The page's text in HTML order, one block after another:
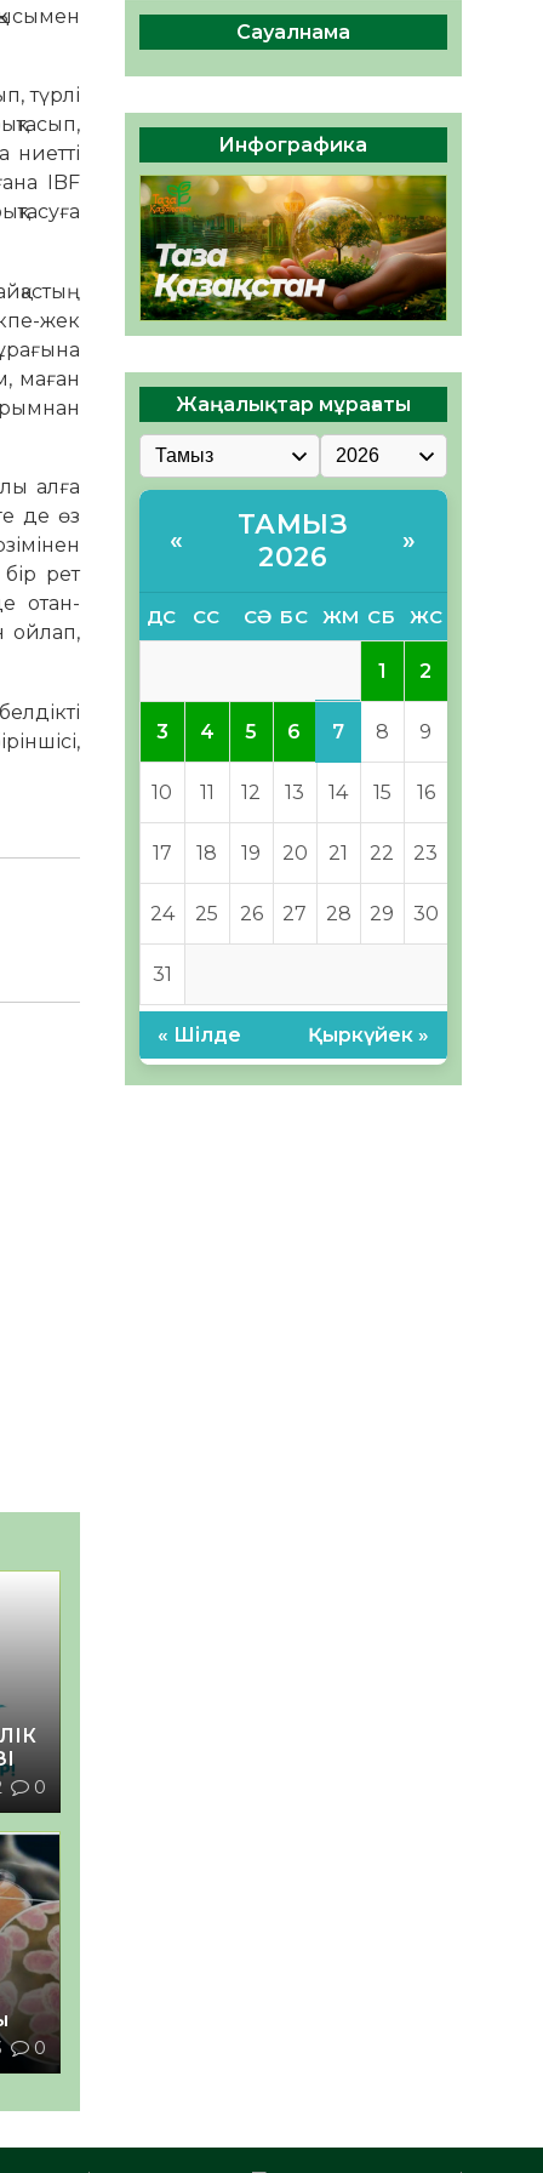
түрлі
ниетті
IBF
жек
маған
алға
де өз
рет
отан­
ойлап,
0
0
таныстырылымы өтті
Қазақстандықтардың 72,3%-
ы жаңа Құрылтай үшін дауыс
беруге дайын
05.08.2026
36 0
Сауалнама
Инфографика
Жаңалықтар мұрағаты
«
ТАМЫЗ
2026
»
ДС СС СӘ БС ЖМ СБ ЖС
1 2
3 4 5 6 7 8 9
10 11 12 13 14 15 16
17 18 19 20 21 22 23
24 25 26 27 28 29 30
31
« Шілде Қыркүйек »